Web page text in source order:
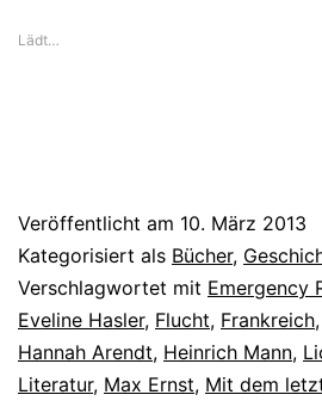
Lädt…
Veröffentlicht am 10. März 2013
Kategorisiert als Bücher,
Verschlagwortet mit Emergency
Eveline Hasler, Flucht, Frankreich,
Hannah Arendt, Heinrich Mann,
Literatur, Max Ernst, Mit dem